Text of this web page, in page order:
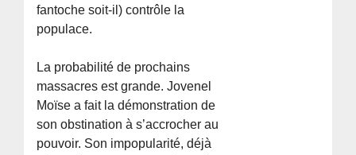
fantoche soit-il) contrôle la
populace.
La probabilité de prochains
massacres est grande. Jovenel
Moïse a fait la démonstration de
son obstination à s’accrocher au
pouvoir. Son impopularité, déjà